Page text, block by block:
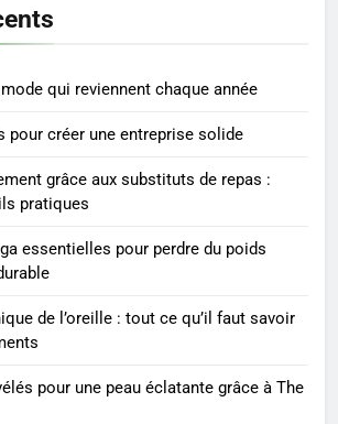
seniors: aménagement et
exercices
BIEN ÊTRE
Voyance à La Rochelle : où
sérieux à un tarif juste ?
BIEN ÊTRE
Les tendances mode qui
reviennent chaque année
MODE
qui reviennent chaque année
pour créer une entreprise solide
grâce aux substituts de repas :
pratiques
essentielles pour perdre du poids
de l’oreille : tout ce qu’il faut savoir
pour une peau éclatante grâce à The